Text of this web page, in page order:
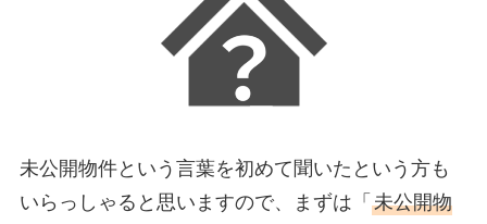
未公開物件という言葉を初めて聞いたという方も
いらっしゃると思いますので、まずは「 未公開物